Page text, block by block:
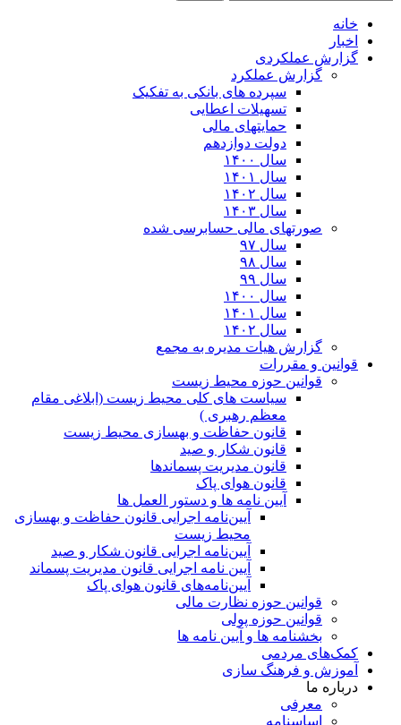
خانه
اخبار
گزارش عملکردی
گزارش عملکرد
سپرده های بانکی به تفکیک
تسهیلات اعطایی
حمایتهای مالی
دولت دوازدهم
سال ۱۴۰۰
سال ۱۴۰۱
سال ۱۴۰۲
سال ۱۴۰۳
صورتهای مالی حسابرسی شده
سال ۹۷
سال ۹۸
سال ۹۹
سال ۱۴۰۰
سال ۱۴۰۱
سال ۱۴۰۲
گزارش هیات مدیره به مجمع
قوانین و مقررات
قوانین حوزه محیط زیست
ﺳﯿﺎﺳﺖ ﻫﺎی ﮐﻠﯽ ﻣﺤﯿﻂ زﯾﺴﺖ (ابلاغی مقام
معظم رهبری )
قانون حفاظت و بهسازی محیط زیست
قانون شکار و صید
قانون مدیریت پسماندها
قانون هوای پاک
آیین نامه ها و دستور العمل ها
آیین‌نامه اجرایی قانون حفاظت و بهسازی
محیط زیست
آیین‌نامه اجرایی قانون شکار و صید
آیین نامه اجرایی قانون مدیریت پسماند
آیین‌نامه‌های قانون هوای پاک
قوانین حوزه نظارت مالی
قوانین حوزه پولی
بخشنامه ها و آیین نامه ها
کمک‌های مردمی
آموزش و فرهنگ سازی
درباره ما
معرفی
اساسنامه